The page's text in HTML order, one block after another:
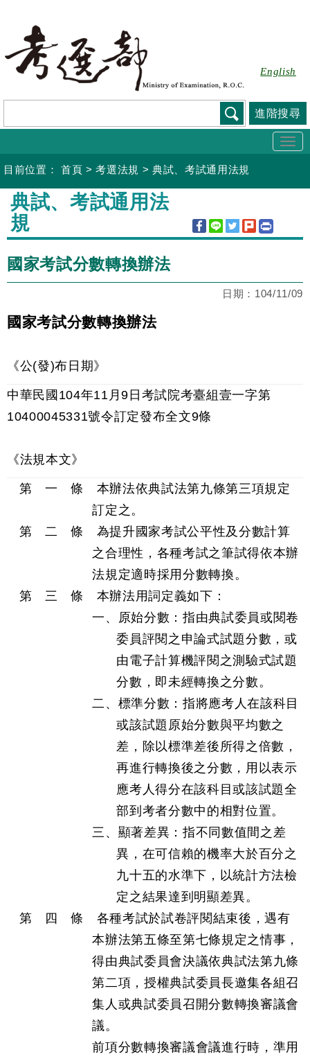
要
容
English
進階搜尋
目前位置： 首頁 >考選法規 >典試、考試通用法規
:::
典試、考試通用法
規
國家考試分數轉換辦法
日期： 104/11/09
國家考試分數轉換辦法
《公(發)布日期》
中華民國104年11月9日考試院考臺組壹一字第
10400045331號令訂定發布全文9條
《法規本文》
第 一 條 本辦法依典試法第九條第三項規定
訂定之。
第 二 條 為提升國家考試公平性及分數計算
之合理性，各種考試之筆試得依本辦
法規定適時採用分數轉換。
第 三 條 本辦法用詞定義如下：
一、原始分數：指由典試委員或閱卷
委員評閱之申論式試題分數，或
由電子計算機評閱之測驗式試題
分數，即未經轉換之分數。
二、標準分數：指將應考人在該科目
或該試題原始分數與平均數之
差，除以標準差後所得之倍數，
再進行轉換後之分數，用以表示
應考人得分在該科目或該試題全
部到考者分數中的相對位置。
三、顯著差異：指不同數值間之差
異，在可信賴的機率大於百分之
九十五的水準下，以統計方法檢
定之結果達到明顯差異。
第 四 條 各種考試於試卷評閱結束後，遇有
本辦法第五條至第七條規定之情事，
得由典試委員會決議依典試法第九條
第二項，授權典試委員長邀集各組召
集人或典試委員召開分數轉換審議會
議。
前項分數轉換審議會議進行時，準用